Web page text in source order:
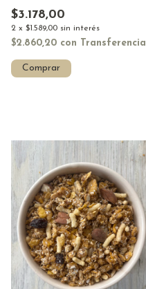
$3.178,00
2 x $1.589,00 sin interés
$2.860,20 con Transferencia
Comprar